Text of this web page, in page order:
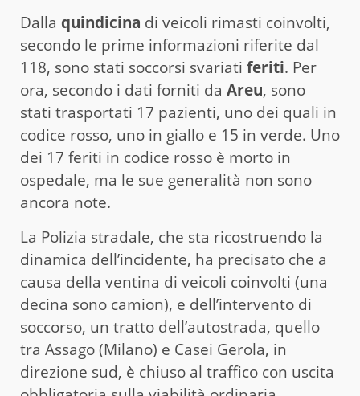
Dalla quindicina di veicoli rimasti coinvolti,
secondo le prime informazioni riferite dal
118, sono stati soccorsi svariati feriti. Per
ora, secondo i dati forniti da Areu, sono
stati trasportati 17 pazienti, uno dei quali in
codice rosso, uno in giallo e 15 in verde. Uno
dei 17 feriti in codice rosso è morto in
ospedale, ma le sue generalità non sono
ancora note.
La Polizia stradale, che sta ricostruendo la
dinamica dell’incidente, ha precisato che a
causa della ventina di veicoli coinvolti (una
decina sono camion), e dell’intervento di
soccorso, un tratto dell’autostrada, quello
tra Assago (Milano) e Casei Gerola, in
direzione sud, è chiuso al traffico con uscita